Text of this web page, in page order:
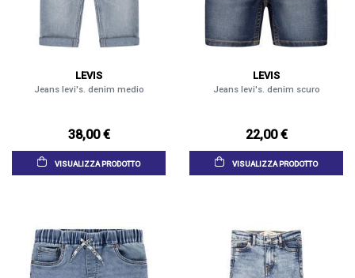
LEVIS
Jeans levi's. denim medio
38,00 €
VISUALIZZA PRODOTTO
LEVIS
Jeans levi's. denim scuro
22,00 €
VISUALIZZA PRODOTTO